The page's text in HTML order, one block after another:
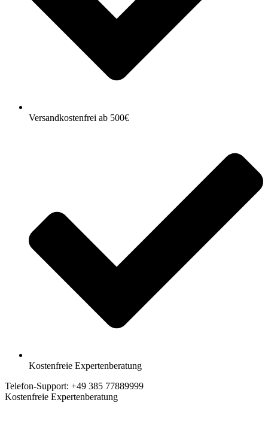
Versandkostenfrei ab 500€
Kostenfreie Expertenberatung
Telefon-Support: +49 385 77889999
Kostenfreie Expertenberatung